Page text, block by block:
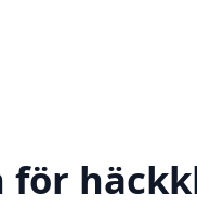
för